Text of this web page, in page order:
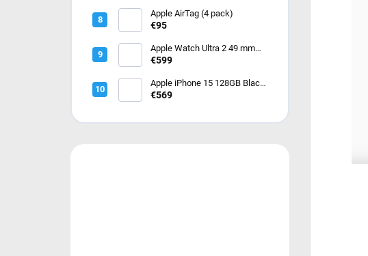
Apple AirTag (4 pack)
€95
Apple Watch Ultra 2 49 mm
Čierny titán s tmavo zeleným
MX4R3CS/A
€599
Apple iPhone 15 128GB Black
- čierny
€569